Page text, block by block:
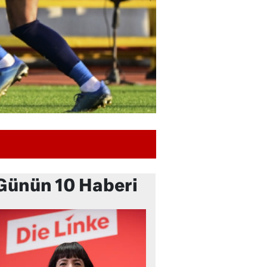
10 Haberi